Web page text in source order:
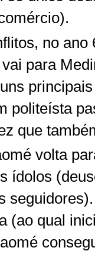
no
para
politeísta
que
volta
ídolos
(ao qual